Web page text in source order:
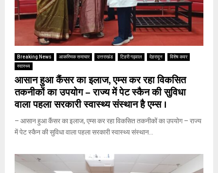
Breaking News आकस्मिक समाचार उत्तराखंड टिहरी गढ़वाल देहरादून
विशेष कवर
स्वास्थ्य
आसान हुआ कैंसर का इलाज, एम्स कर रहा विकसित
तकनीकों का उपयोग – राज्य में पेट स्कैन की सुविधा
वाला पहला सरकारी स्वास्थ्य संस्थान है एम्स ।
– आसान हुआ कैंसर का इलाज, एम्स कर रहा विकसित तकनीकों का उपयोग – राज्य
में पेट स्कैन की सुविधा वाला पहला सरकारी स्वास्थ्य संस्थान...